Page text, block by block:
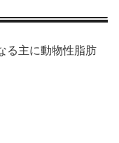
る主に動物性脂肪